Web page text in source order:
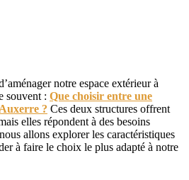
notre espace extérieur à
souvent : Que choisir entre une
? Ces deux structures offrent
elles répondent à des besoins
allons explorer les caractéristiques
à faire le choix le plus adapté à notre